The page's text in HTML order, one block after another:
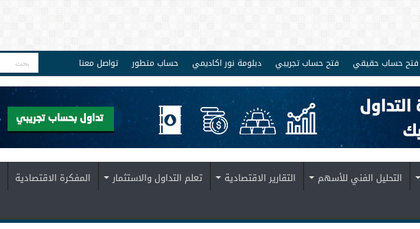
فتح حساب حقيقي فتح حساب تجريبي دبلومة نور اكاديمي حساب متطور تواصل معنا
التحليل الفني للأسهم التقارير الاقتصادية تعلم التداول والاستثمار المفكرة الاقتصادية